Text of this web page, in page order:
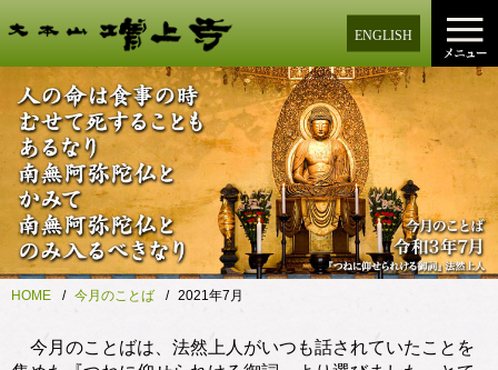
ENGLISH
HOME 今月のことば 2021年7月
今月のことばは、法然上人がいつも話されていたことを